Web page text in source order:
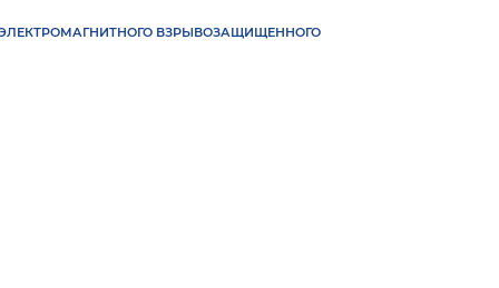
ВЗРЫВОЗАЩИЩЕННОГО